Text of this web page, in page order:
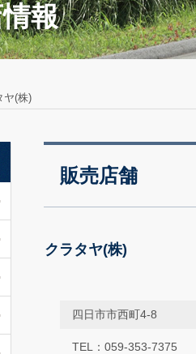
報
ヤ(株)
販売店舗
クラタヤ(株)
四日市市西町4-8
TEL：059-353-7375